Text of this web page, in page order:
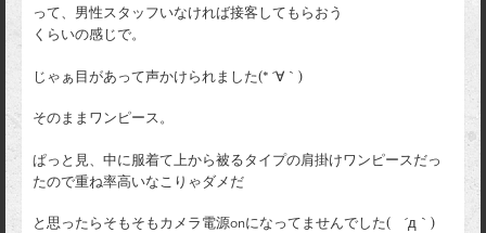
って、男性スタッフいなければ接客してもらおう
くらいの感じで。
じゃぁ目があって声かけられました(* ´∀｀)
そのままワンピース。
ぱっと見、中に服着て上から被るタイプの肩掛けワンピースだっ
たので重ね率高いなこりゃダメだ
と思ったらそもそもカメラ電源onになってませんでした( ´д｀)